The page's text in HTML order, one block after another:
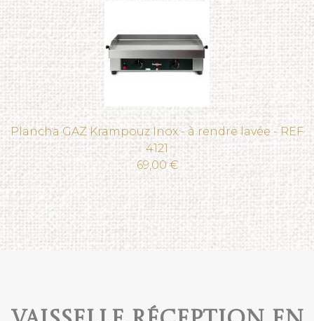
Plancha GAZ Krampouz Inox - à rendre lavée - REF
4121
69,00 €